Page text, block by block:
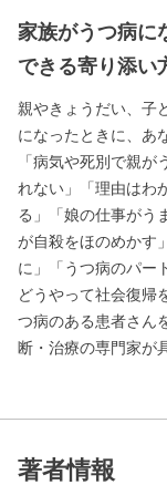
家族がうつ病に
できる寄り添い
親やきょうだい、子
になったときに、あ
「病気や死別で親
れない」「理由はわ
る」「娘の仕事がう
が自殺をほのめかす
に」「うつ病のパー
どうやって社会復帰
つ病のある患者さん
断・治療の専門家が
著者情報